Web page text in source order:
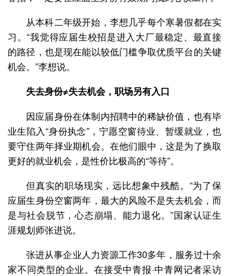
从本科二年级开始，李想几乎每个寒暑假都在实
习。“我觉得应届生校招是进入大厂最稳定、最直接
的路径，也是现在能以较低门槛争取优质平台的关键
机会。”李想说。
失去身份≠失去机会，职场另有入口
因应届身份在体制内招聘中的稀缺价值，也有毕
业生陷入“身份执念”，宁愿空窗待业、暂缓就业，也
要守住两年择业期机会。在他们眼中，这是为了换取
更好的就业机会，是性价比极高的“等待”。
但真实的职场现实，远比想象中残酷。“为了保
应届生身份空窗两年，最大的风险不是失去机会，而
是与社会脱节，心态崩塌、能力退化。”国家认证生
涯规划师张进说。
张进从事企业人力资源工作30多年，服务过十余
家不同类型的企业。在接受中青报·中青网记者采访